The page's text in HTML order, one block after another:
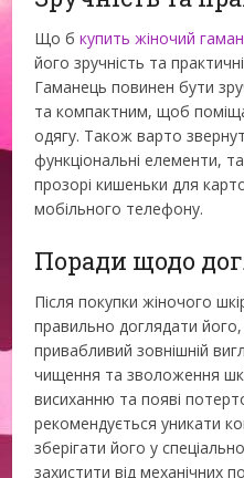
Що бкупить жіночий
його зручність та
Гаманець повинен бути
та компактним, щоб
одягу. Також варто
функціональні елементи,
прозорі кишеньки для
мобільного телефону.
Поради щодо
Після покупки жіночого
правильно доглядати
привабливий зовнішній
чищення та зволоження
висиханню та появі
рекомендується уникати
зберігати його у
захистити від механічних